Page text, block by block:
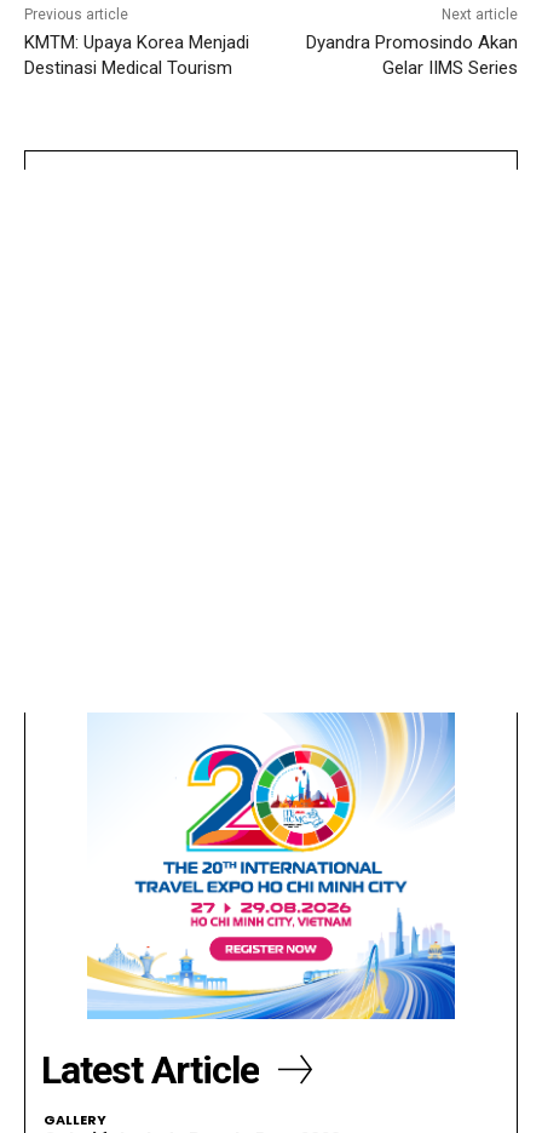
Previous article
KMTM: Upaya Korea Menjadi
Destinasi Medical Tourism
Next article
Dyandra Promosindo Akan
Gelar IIMS Series
Latest Article
GALLERY